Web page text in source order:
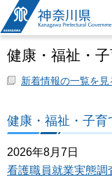
神奈川県
健康・福祉・
新着情報の一覧を見
健康・福祉・子育
2026年8月7日
看護職員就業実態調